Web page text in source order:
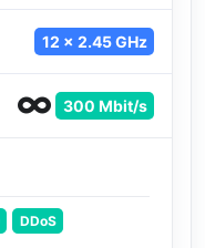
12 x 2.45 GHz
300 Mbit/s
DDoS